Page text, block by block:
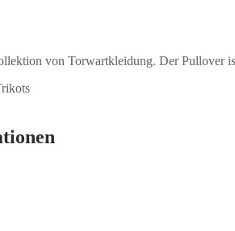
von Torwartkleidung. Der Pullover